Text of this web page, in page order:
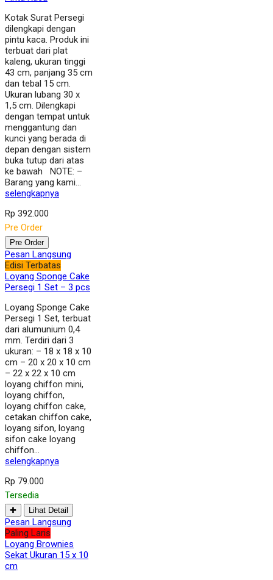
Kotak Surat Persegi
dilengkapi dengan
pintu kaca. Produk ini
terbuat dari plat
kaleng, ukuran tinggi
43 cm, panjang 35 cm
dan tebal 15 cm.
Ukuran lubang 30 x
1,5 cm. Dilengkapi
dengan tempat untuk
menggantung dan
kunci yang berada di
depan dengan sistem
buka tutup dari atas
ke bawah NOTE: –
Barang yang kami…
selengkapnya
Rp 392.000
Pre Order
Pre Order
Pesan Langsung
Edisi Terbatas
Loyang Sponge Cake
Persegi 1 Set – 3 pcs
Loyang Sponge Cake
Persegi 1 Set, terbuat
dari alumunium 0,4
mm. Terdiri dari 3
ukuran: – 18 x 18 x 10
cm – 20 x 20 x 10 cm
– 22 x 22 x 10 cm
loyang chiffon mini,
loyang chiffon,
loyang chiffon cake,
cetakan chiffon cake,
loyang sifon, loyang
sifon cake loyang
chiffon…
selengkapnya
Rp 79.000
Tersedia
✚ Lihat Detail
Pesan Langsung
Paling Laris
Loyang Brownies
Sekat Ukuran 15 x 10
cm